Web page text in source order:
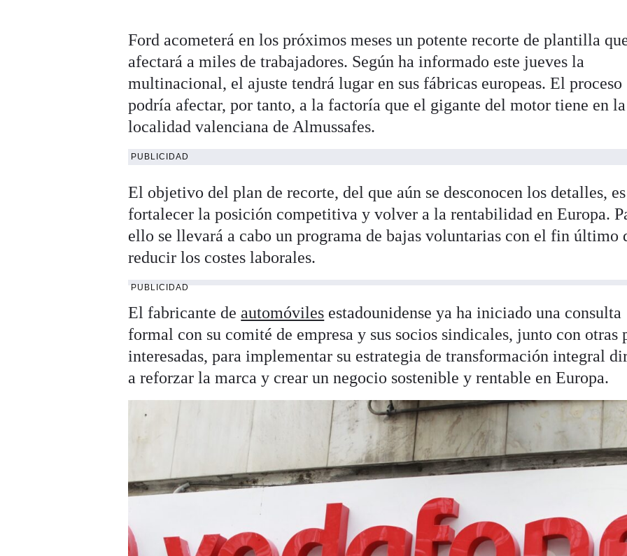
Ford acometerá en los próximos meses un potente recorte de plantilla
afectará a miles de trabajadores. Según ha informado este jueves la
multinacional, el ajuste tendrá lugar en sus fábricas europeas. El proceso
podría afectar, por tanto, a la factoría que el gigante del motor tiene en la
localidad valenciana de Almussafes.
PUBLICIDAD
El objetivo del plan de recorte, del que aún se desconocen los detalles, es
fortalecer la posición competitiva y volver a la rentabilidad en Europa.
ello se llevará a cabo un programa de bajas voluntarias con el fin último
reducir los costes laborales.
PUBLICIDAD
El fabricante de automóviles estadounidense ya ha iniciado una consulta
formal con su comité de empresa y sus socios sindicales, junto con otras
interesadas, para implementar su estrategia de transformación integral
a reforzar la marca y crear un negocio sostenible y rentable en Europa.